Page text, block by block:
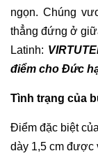
ngọn. Chúng
thẳng đứng ở
Latinh:
điểm cho Đức
Tình trạng của
Điểm đặc biệt
dày 1,5 cm được